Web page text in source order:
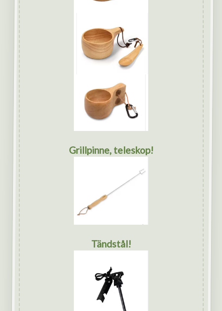
Grillpinne, teleskop!
Tändstål!